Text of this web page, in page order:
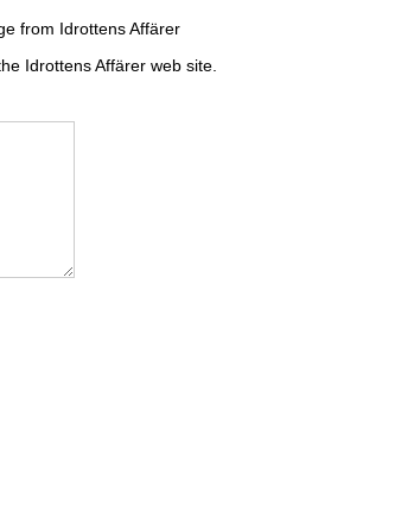
from Idrottens Affärer
Idrottens Affärer web site.